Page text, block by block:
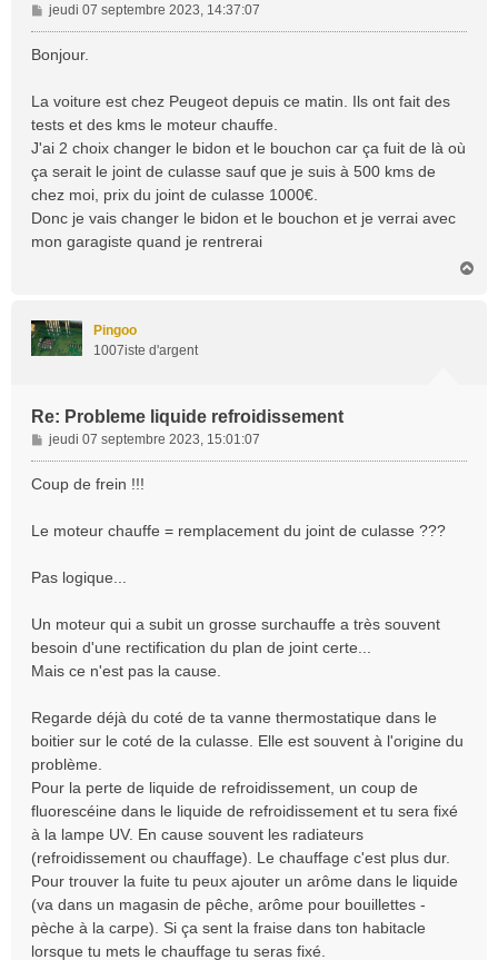
M
e
s
g
e
jeudi 07 septembre 2023, 14:37:07
Bonjour.
La voiture est chez Peugeot depuis ce matin. Ils ont fait des
tests et des kms le moteur chauffe.
J'ai 2 choix changer le bidon et le bouchon car ça fuit de là où
ça serait le joint de culasse sauf que je suis à 500 kms de
chez moi, prix du joint de culasse 1000€.
Donc je vais changer le bidon et le bouchon et je verrai avec
mon garagiste quand je rentrerai
Pingoo
1007iste d'argent
Re: Probleme liquide refroidissement
M
e
s
g
jeudi 07 septembre 2023, 15:01:07
Coup de frein !!!
Le moteur chauffe = remplacement du joint de culasse ???
Pas logique...
Un moteur qui a subit un grosse surchauffe a très souvent
besoin d'une rectification du plan de joint certe...
Mais ce n'est pas la cause.
Regarde déjà du coté de ta vanne thermostatique dans le
boitier sur le coté de la culasse. Elle est souvent à l'origine du
problème.
Pour la perte de liquide de refroidissement, un coup de
fluorescéine dans le liquide de refroidissement et tu sera fixé
à la lampe UV. En cause souvent les radiateurs
(refroidissement ou chauffage). Le chauffage c'est plus dur.
Pour trouver la fuite tu peux ajouter un arôme dans le liquide
(va dans un magasin de pêche, arôme pour bouillettes -
pèche à la carpe). Si ça sent la fraise dans ton habitacle
lorsque tu mets le chauffage tu seras fixé.